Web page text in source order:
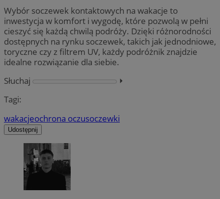
Wybór soczewek kontaktowych na wakacje to
inwestycja w komfort i wygodę, które pozwolą w pełni
cieszyć się każdą chwilą podróży. Dzięki różnorodności
dostępnych na rynku soczewek, takich jak jednodniowe,
toryczne czy z filtrem UV, każdy podróżnik znajdzie
idealne rozwiązanie dla siebie.
Słuchaj
⏵︎
Tagi:
wakacjeochrona oczusoczewki
Udostępnij